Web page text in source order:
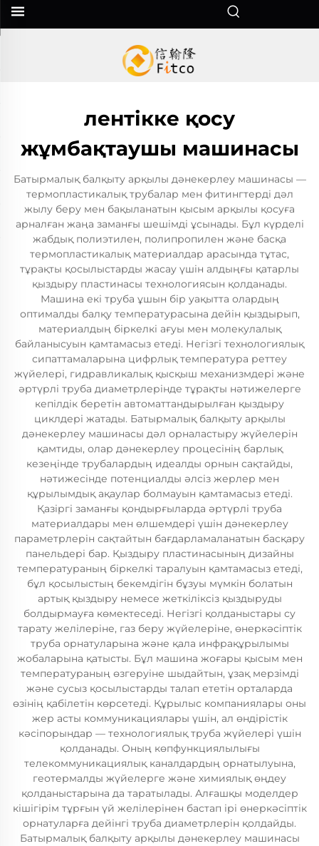
лентікке қосу
жұмбақтаушы машинасы
Батырмалық балқыту арқылы дәнекерлеу машинасы —
термопластикалық трубалар мен фитингтерді дәл
жылу беру мен бақыланатын қысым арқылы қосуға
арналған жаңа заманғы шешімді ұсынады. Бұл күрделі
жабдық полиэтилен, полипропилен және басқа
термопластикалық материалдар арасында тұтас,
тұрақты қосылыстарды жасау үшін алдыңғы қатарлы
қыздыру пластинасы технологиясын қолданады.
Машина екі труба ұшын бір уақытта олардың
оптималды балқу температурасына дейін қыздырып,
материалдың біркелкі ағуы мен молекулалық
байланысуын қамтамасыз етеді. Негізгі технологиялық
сипаттамаларына цифрлық температура реттеу
жүйелері, гидравликалық қысқыш механизмдері және
әртүрлі труба диаметрлерінде тұрақты нәтижелерге
кепілдік беретін автоматтандырылған қыздыру
циклдері жатады. Батырмалық балқыту арқылы
дәнекерлеу машинасы дәл орналастыру жүйелерін
қамтиды, олар дәнекерлеу процесінің барлық
кезеңінде трубалардың идеалды орнын сақтайды,
нәтижесінде потенциалды әлсіз жерлер мен
құрылымдық ақаулар болмауын қамтамасыз етеді.
Қазіргі заманғы қондырғыларда әртүрлі труба
материалдары мен өлшемдері үшін дәнекерлеу
параметрлерін сақтайтын бағдарламаланатын басқару
панельдері бар. Қыздыру пластинасының дизайны
температураның біркелкі таралуын қамтамасыз етеді,
бұл қосылыстың бекемдігін бұзуы мүмкін болатын
артық қыздыру немесе жеткіліксіз қыздыруды
болдырмауға көмектеседі. Негізгі қолданыстары су
тарату желілеріне, газ беру жүйелеріне, өнеркәсіптік
труба орнатуларына және қала инфрақұрылымы
жобаларына қатысты. Бұл машина жоғары қысым мен
температураның өзгеруіне шыдайтын, ұзақ мерзімді
және сусыз қосылыстарды талап ететін орталарда
өзінің қабілетін көрсетеді. Құрылыс компаниялары оны
жер асты коммуникациялары үшін, ал өндірістік
кәсіпорындар — технологиялық труба жүйелері үшін
қолданады. Оның көпфункциялылығы
телекоммуникациялық каналдардың орнатылуына,
геотермалды жүйелерге және химиялық өңдеу
қолданыстарына да таратылады. Алғашқы моделдер
кішігірім тұрғын үй желілерінен бастап ірі өнеркәсіптік
орнатуларға дейінгі труба диаметрлерін қолдайды.
Батырмалық балқыту арқылы дәнекерлеу машинасы